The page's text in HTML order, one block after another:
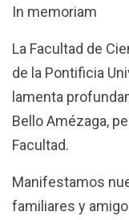
In memoriam
La Facultad de
de la Pontificia
lamenta
Bello Amézaga,
Facultad.
Manifestamos
familiares y